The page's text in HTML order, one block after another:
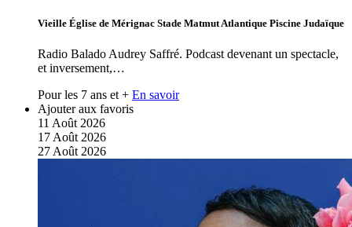
Vieille Église de Mérignac Stade Matmut Atlantique Piscine Judaïque
Radio Balado Audrey Saffré. Podcast devenant un spectacle,
et inversement,…
Pour les 7 ans et + En savoir
Ajouter aux favoris
11 Août 2026
17 Août 2026
27 Août 2026